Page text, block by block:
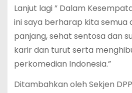
Lanjut lagi ” Dalam
ini saya berharap kita semua
panjang, sehat sentosa dan
karir dan turut serta
perkomedian Indonesia.”
Ditambahkan oleh Sekjen